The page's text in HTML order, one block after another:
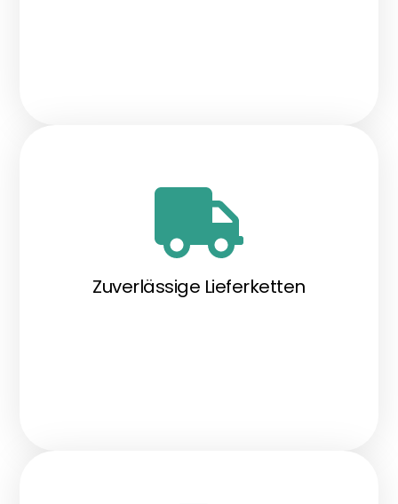
Zuverlässige Lieferketten